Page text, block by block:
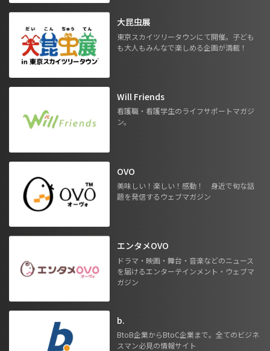
大昆虫展
東京スカイツリータウンにて開催。子ども
も大人もみんなで楽しめる企画が満載！
Will Friends
看護職・看護学生のライフサポートマガジ
ン。
OVO
美味しい！楽しい！感動！ 身近で旬な話
題を発信するウェブマガジン
エンタメOVO
ドラマ・映画・舞台・音楽などのニュース
を届けるエンターテインメント・ウェブマ
ガジン
b.
BtoB企業からBtoC企業まで。全てのビジネ
スマン必見の情報サイト